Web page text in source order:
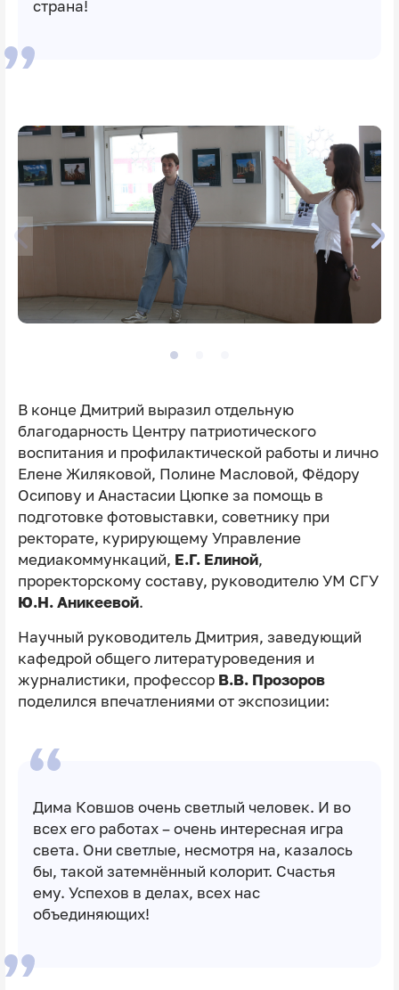
страна!
В конце Дмитрий выразил отдельную
благодарность Центру патриотического
воспитания и профилактической работы и лично
Елене Жиляковой, Полине Масловой, Фëдору
Осипову и Анастасии Цюпке за помощь в
подготовке фотовыставки, советнику при
ректорате, курирующему Управление
медиакоммункаций, Е.Г. Елиной,
проректорскому составу, руководителю УМ СГУ
Ю.Н. Аникеевой.
Научный руководитель Дмитрия, заведующий
кафедрой общего литературоведения и
журналистики, профессор В.В. Прозоров
поделился впечатлениями от экспозиции:
Дима Ковшов очень светлый человек. И во
всех его работах – очень интересная игра
света. Они светлые, несмотря на, казалось
бы, такой затемнённый колорит. Счастья
ему. Успехов в делах, всех нас
объединяющих!